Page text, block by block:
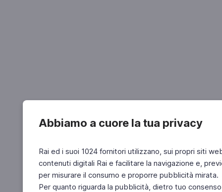
Abbiamo a cuore la tua privacy
Rai ed i suoi 1024 fornitori utilizzano, sui propri siti
contenuti digitali Rai e facilitare la navigazione e,
per misurare il consumo e proporre pubblicità mirata.
Per quanto riguarda la pubblicità, dietro tuo